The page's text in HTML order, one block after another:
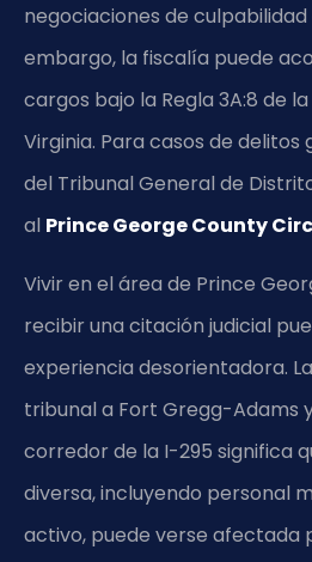
negociaciones de culpabilidad
embargo, la fiscalía puede
cargos bajo la Regla 3A:8 de
Virginia. Para casos de
del Tribunal General de
al Prince George County
Vivir en el área de Prince
recibir una citación judicial
experiencia desorientadora.
tribunal a Fort Gregg-Adams
corredor de la I-295 significa
diversa, incluyendo personal
activo, puede verse afectada